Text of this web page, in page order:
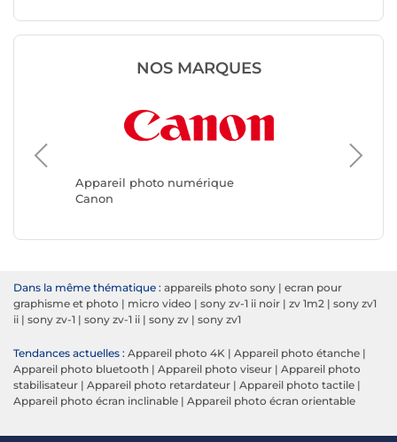
NOS MARQUES
Appareil photo numérique
Canon
Kodak
Dans la même thématique : appareils photo sony | ecran pour
graphisme et photo | micro video | sony zv-1 ii noir | zv 1m2 | sony zv1
ii | sony zv-1 | sony zv-1 ii | sony zv | sony zv1
Tendances actuelles : Appareil photo 4K | Appareil photo étanche |
Appareil photo bluetooth | Appareil photo viseur | Appareil photo
stabilisateur | Appareil photo retardateur | Appareil photo tactile |
Appareil photo écran inclinable | Appareil photo écran orientable